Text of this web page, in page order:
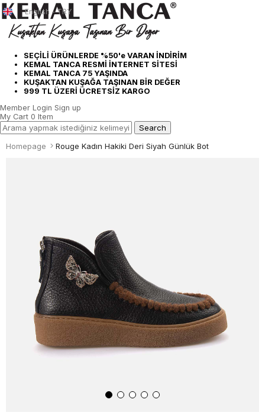
SEÇİLİ ÜRÜNLERDE %50'e VARAN İNDİRİM
KEMAL TANCA RESMİ İNTERNET SİTESİ
KEMAL TANCA 75 YAŞINDA
KUŞAKTAN KUŞAĞA TAŞINAN BİR DEĞER
999 TL ÜZERİ ÜCRETSİZ KARGO
English - TRY
Member Login Sign up
My Cart 0 Item
Homepage Rouge Kadın Hakiki Deri Siyah Günlük Bot